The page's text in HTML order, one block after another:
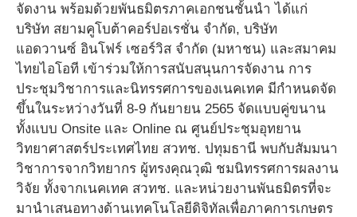
จัดงาน พร้อมด้วยพันธมิตรภาคเอกชนชั้นนำ ได้แก่
บริษัท สยามคูโบต้าคอร์ปอเรชั่น จำกัด, บริษัท
แอดวานซ์ อินโฟร์ เซอร์วิส จำกัด (มหาชน) และสมาคม
ไทยไอโอที เข้าร่วมให้การสนับสนุนการจัดงาน การ
ประชุมวิชาการและนิทรรศการของเนคเทค มีกำหนดจัด
ขึ้นในระหว่างวันที่ 8-9 กันยายน 2565 จัดแบบคู่ขนาน
ทั้งแบบ Onsite และ Online ณ ศูนย์ประชุมอุทยาน
วิทยาศาสตร์ประเทศไทย สวทช. ปทุมธานี พบกับสัมมนา
วิชาการจากวิทยากร ผู้ทรงคุณวุฒิ ชมนิทรรศการผลงาน
วิจัย ทั้งจากเนคเทค สวทช. และหน่วยงานพันธมิตรที่จะ
มานำเสนอทางด้านเทคโนโลยีดิจิทัลเพื่อภาคการเกษตร